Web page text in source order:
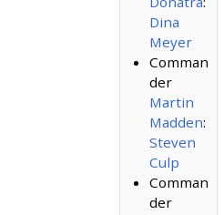
Dina
Meyer
Comman
der
Martin
Madden:
Steven
Culp
Comman
der